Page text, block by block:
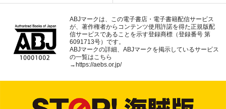
ABJマークは、この電子書店・電子書籍配信サービス
が、著作権者からコンテンツ使用許諾を得た正規版配
信サービスであることを示す登録商標（登録番号 第
6091713号）です。
ABJマークの詳細、ABJマークを掲示しているサービス
の一覧はこちら
→ https://aebs.or.jp/